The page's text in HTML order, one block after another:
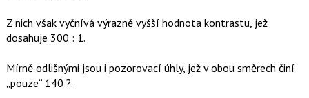
Z nich však vyčnívá výrazně vyšší hodnota kontrastu, jež
dosahuje 300 : 1.
Mírně odlišnými jsou i pozorovací úhly, jež v obou směrech činí
„pouze“ 140 ?.